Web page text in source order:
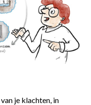
van je klachten, in